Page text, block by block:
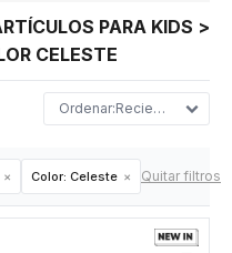
PARA KIDS >
CELESTE
Recientes
Color: Celeste Quitar filtros